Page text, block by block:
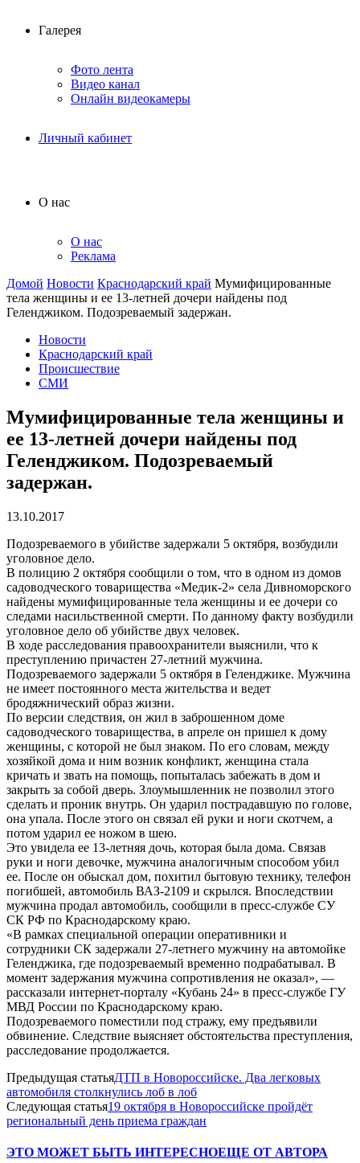
Галерея
Фото лента
Видео канал
Онлайн видеокамеры
Личный кабинет
О нас
О нас
Реклама
Домой Новости Краснодарский край Мумифицированные
тела женщины и ее 13-летней дочери найдены под
Геленджиком. Подозреваемый задержан.
Новости
Краснодарский край
Происшествие
СМИ
Мумифицированные тела женщины и
ее 13-летней дочери найдены под
Геленджиком. Подозреваемый
задержан.
13.10.2017
Подозреваемого в убийстве задержали 5 октября, возбудили
уголовное дело.
В полицию 2 октября сообщили о том, что в одном из домов
садоводческого товарищества «Медик-2» села Дивноморского
найдены мумифицированные тела женщины и ее дочери со
следами насильственной смерти. По данному факту возбудили
уголовное дело об убийстве двух человек.
В ходе расследования правоохранители выяснили, что к
преступлению причастен 27-летний мужчина.
Подозреваемого задержали 5 октября в Геленджике. Мужчина
не имеет постоянного места жительства и ведет
бродяжнический образ жизни.
По версии следствия, он жил в заброшенном доме
садоводческого товарищества, в апреле он пришел к дому
женщины, с которой не был знаком. По его словам, между
хозяйкой дома и ним возник конфликт, женщина стала
кричать и звать на помощь, попыталась забежать в дом и
закрыть за собой дверь. Злоумышленник не позволил этого
сделать и проник внутрь. Он ударил пострадавшую по голове,
она упала. После этого он связал ей руки и ноги скотчем, а
потом ударил ее ножом в шею.
Это увидела ее 13-летняя дочь, которая была дома. Связав
руки и ноги девочке, мужчина аналогичным способом убил
ее. После он обыскал дом, похитил бытовую технику, телефон
погибшей, автомобиль ВАЗ-2109 и скрылся. Впоследствии
мужчина продал автомобиль, сообщили в пресс-службе СУ
СК РФ по Краснодарскому краю.
«В рамках специальной операции оперативники и
сотрудники СК задержали 27-летнего мужчину на автомойке
Геленджика, где подозреваемый временно подрабатывал. В
момент задержания мужчина сопротивления не оказал», —
рассказали интернет-порталу «Кубань 24» в пресс-службе ГУ
МВД России по Краснодарскому краю.
Подозреваемого поместили под стражу, ему предъявили
обвинение. Следствие выясняет обстоятельства преступления,
расследование продолжается.
Предыдущая статьяДТП в Новороссийске. Два легковых
автомобиля столкнулись лоб в лоб
Следующая статья19 октября в Новороссийске пройдёт
региональный день приема граждан
ЭТО МОЖЕТ БЫТЬ ИНТЕРЕСНОЕЩЕ ОТ АВТОРА